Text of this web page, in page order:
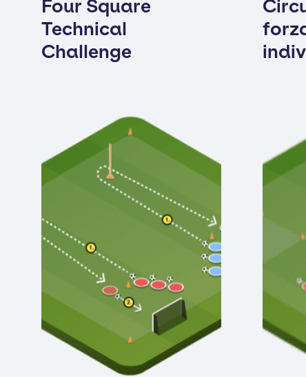
Four Square
Technical
Challenge